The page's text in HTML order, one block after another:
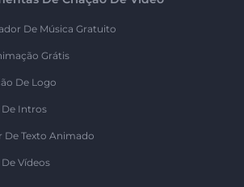
De Música Gratuito
Grátis
De Logo
Intros
De Texto Animado
Vídeos